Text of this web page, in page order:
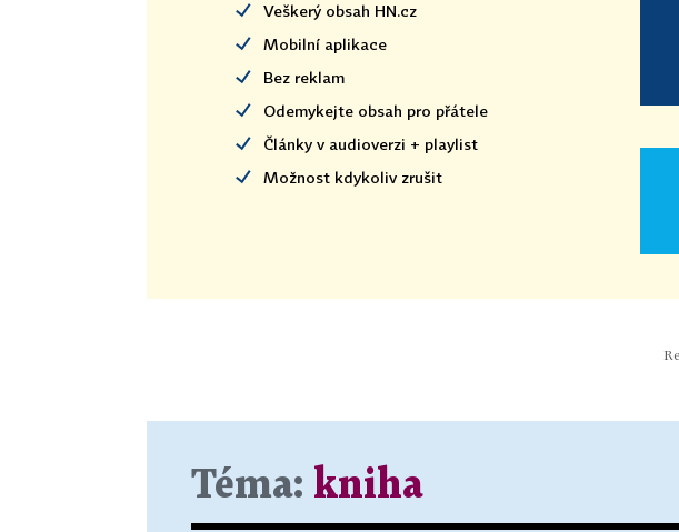
Veškerý obsah HN.cz
Mobilní aplikace
Bez reklam
Odemykejte obsah pro přátele
Články v audioverzi + playlist
Možnost kdykoliv zrušit
Téma: kniha